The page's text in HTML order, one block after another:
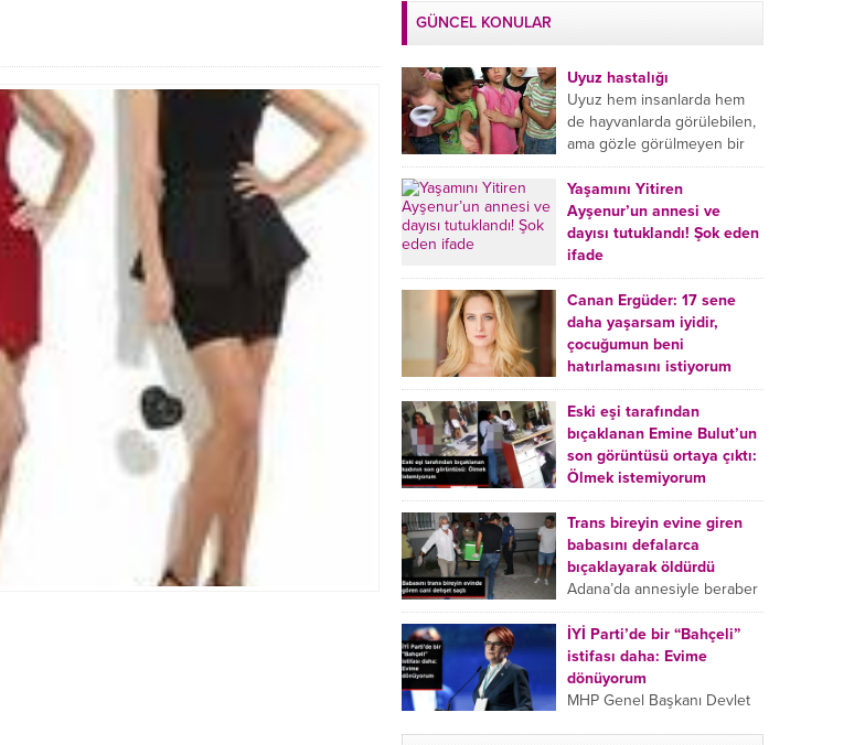
GÜNCEL KONULAR
Uyuz hastalığı
Uyuz hem insanlarda hem
de hayvanlarda görülebilen,
ama gözle görülmeyen bir
tür mikroplu böcek
hastalığıdır. Uyuz hastalığı
(Urticaria), deride veya...
Yaşamını Yitiren
Ayşenur’un annesi ve
dayısı tutuklandı! Şok eden
ifade
Burdur’da yatağında ölü
bulunan Ayşenur Kazık’ın (2)
annesi Kader Karadeniz (23)
ile dayısı Hızır Tunç
Çetinkaya (19) tutuklandı.
Çetinkaya, ifadesinde...
Canan Ergüder: 17 sene
daha yaşarsam iyidir,
çocuğumun beni
hatırlamasını istiyorum
Kanser tedavisi gören ünlü
oyuncu Canan Ergüder,
hastalık sürecini anlattı:
Meme kanserine yakalanan
ünlü oyuncu Canan Ergüder
aklıma ilk ölümün...
Eski eşi tarafından
bıçaklanan Emine Bulut’un
son görüntüsü ortaya çıktı:
Ölmek istemiyorum
Kırıkkale’de eski eşi
tarafından boğazından
bıçaklanan Emine Bulut’un
“Ben ölmek istemiyorum”
demesi ve yanında bulunan
10 yaşındaki kızının “Anne
lütfen...
Trans bireyin evine giren
babasını defalarca
bıçaklayarak öldürdü
Adana’da annesiyle beraber
takip ettiği babasının trans
bireyin evine girdiği gören
cani, babasını vücudunun
çeşitli yerlerinden
bıçaklayarak öldürdü.
İYİ Parti’de bir “Bahçeli”
istifası daha: Evime
dönüyorum
MHP Genel Başkanı Devlet